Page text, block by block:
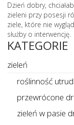
Dzień dobry,
zieleni przy posesji
ziele, które nie
służby o interwencję.
KATEGORIE
zieleń
roślinność
przewrócone
zieleń w pasie